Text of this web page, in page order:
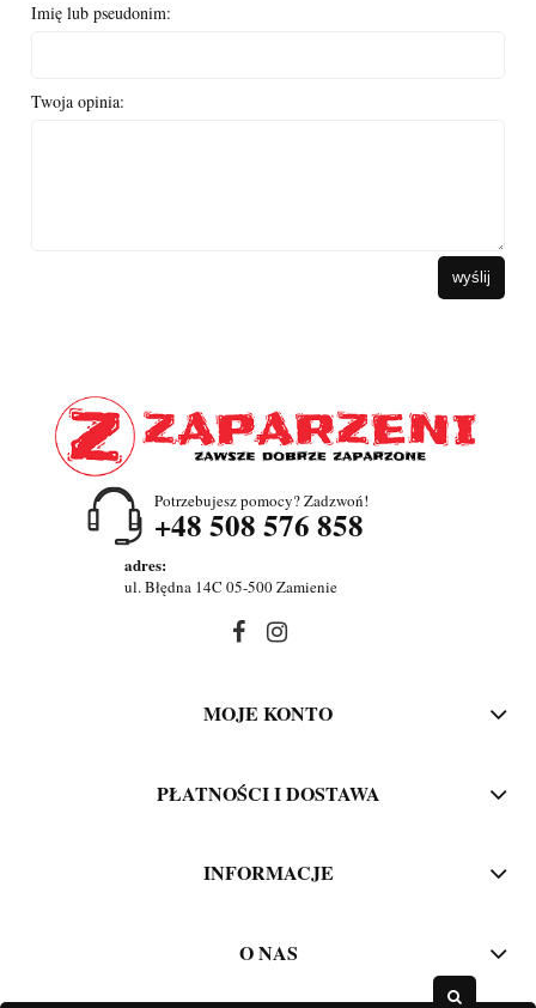
Imię lub pseudonim:
Twoja opinia:
wyślij
Potrzebujesz pomocy? Zadzwoń!
+48 508 576 858
adres:
ul. Błędna 14C 05-500 Zamienie
MOJE KONTO
PŁATNOŚCI I DOSTAWA
INFORMACJE
O NAS